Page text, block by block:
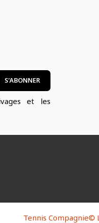
et les
Tennis Compagnie©